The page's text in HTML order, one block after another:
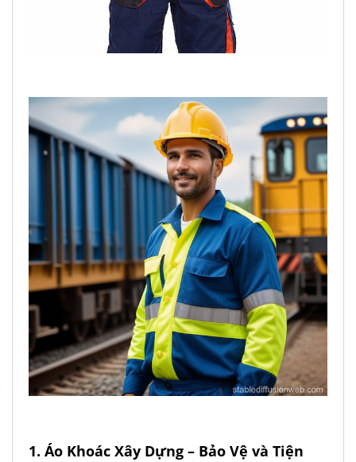
1. Áo Khoác Xây Dựng – Bảo Vệ và Tiện